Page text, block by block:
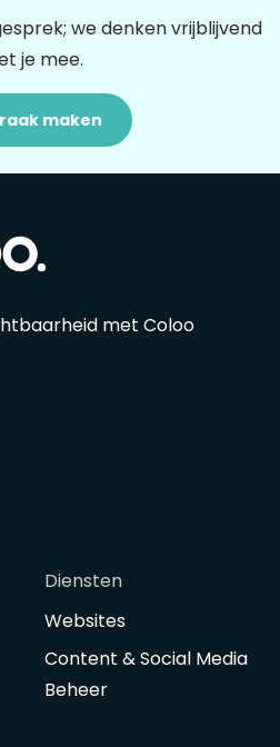
we denken vrijblijvend
je mee.
maken
met Coloo
Diensten
Websites
Content & Social Media
Beheer